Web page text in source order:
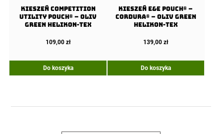
Kieszeń COMPETITION
Utility Pouch® – Oliv
Green Helikon-Tex
109,00 zł
Do koszyka
Kieszeń E&E Pouch® –
Cordura® – Oliv Green
Helikon-Tex
139,00 zł
Do koszyka